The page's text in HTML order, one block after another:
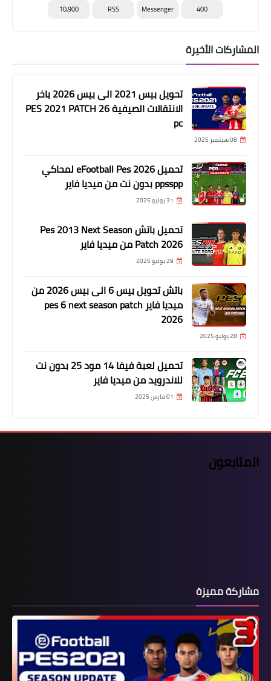
400
Messenger
RSS
10,900
المشاركات الأخيرة
تحويل بيس 2021 الى بيس 2026 باخر
الانتقالات الصيفية PES 2021 PATCH 26
pc
08 سبتمبر 2025
تحميل eFootball Pes 2026 لمحاكي
ppsspp بدون نت من ميديا فاير
31 يوليو 2025
تحميل باتش Pes 2013 Next Season
Patch 2026 من ميديا فاير
29 يوليو 2025
باتش تحويل بيس 6 الى بيس 2026 من
ميديا فاير pes 6 next season patch
2026
28 يوليو 2025
تحميل لعبة فيفا 14 مود 25 بدون نت
للاندرويد من ميديا فاير
01 مارس 2025
المتابعون
مشاركة مميزة